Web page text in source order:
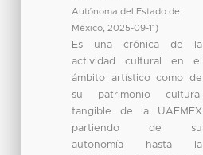
Autónoma del Estado de
México, 2025-09-11)
Es una crónica de la
actividad cultural en el
ámbito artístico como de
su patrimonio cultural
tangible de la UAEMEX
partiendo de su
autonomía hasta la